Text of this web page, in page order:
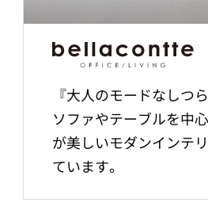
『大人のモードなしつ
ソファやテーブルを中
が美しいモダンインテ
ています。